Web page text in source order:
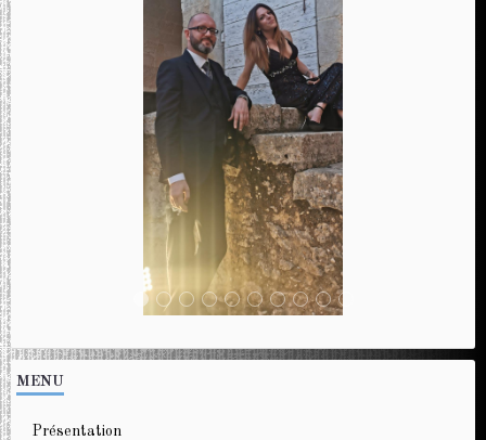
MENU
Présentation